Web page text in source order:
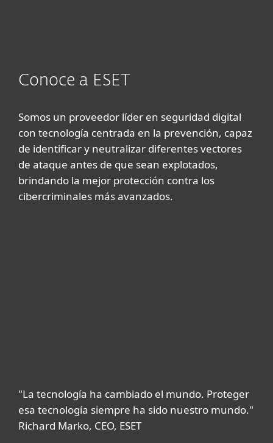
Conoce a ESET
Somos un proveedor líder en seguridad digital
con tecnología centrada en la prevención, capaz
de identificar y neutralizar diferentes vectores
de ataque antes de que sean explotados,
brindando la mejor protección contra los
cibercriminales más avanzados.
"La tecnología ha cambiado el mundo. Proteger
esa tecnología siempre ha sido nuestro mundo."
Richard Marko, CEO, ESET